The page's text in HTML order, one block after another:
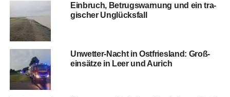
Ein­bruch, Betrugs­war­nung und ein tra­
gi­scher Unglücksfall
Unwet­ter-Nacht in Ost­fries­land: Groß­
ein­sät­ze in Leer und Aurich